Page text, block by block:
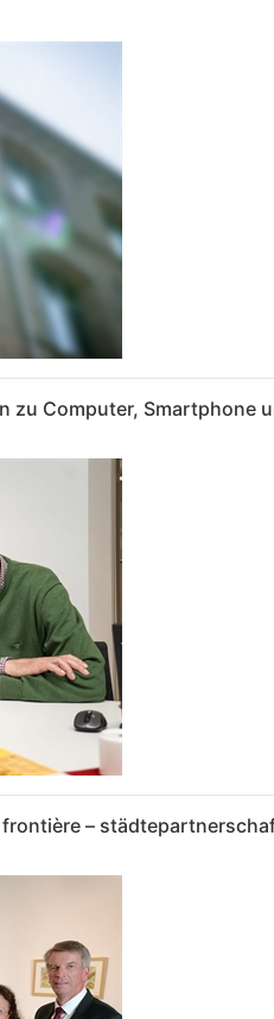
zu Computer, Smartphone
–